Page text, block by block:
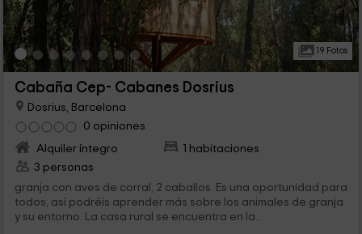
19 Fotos
Cabaña Cep- Cabanes Dosrius
Dosrius, Barcelona
0 opiniones
Alquiler íntegro
1 habitaciones
3 personas
granja con aves de corral, 2 caballos. Es una oportunidad para
todos, así podréis aprender más sobre los animales de granja
y su entorno. La casa rural se encuentra en la...